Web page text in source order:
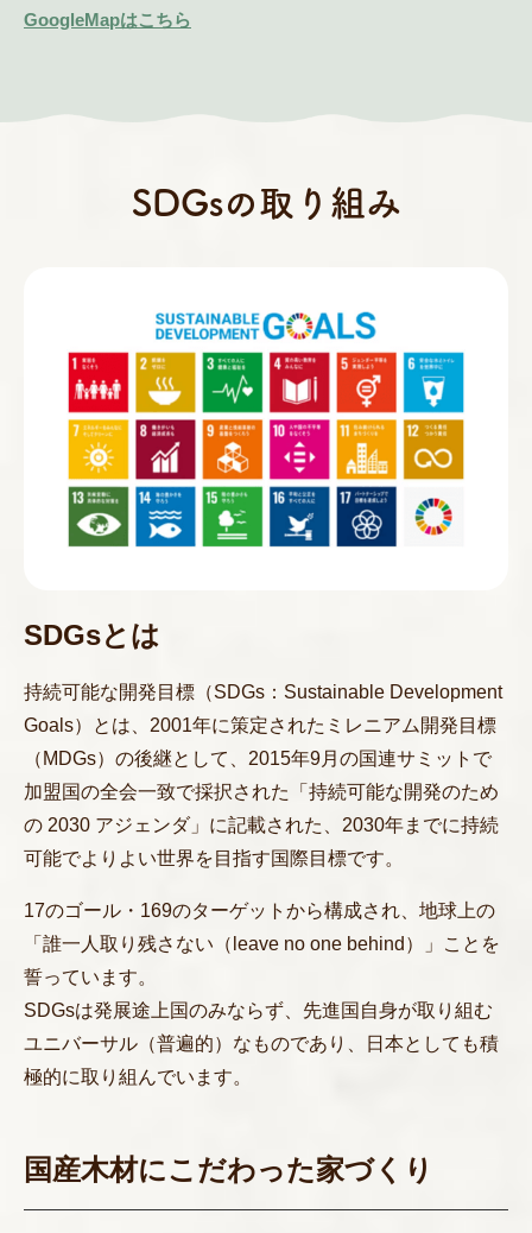
GoogleMapはこちら
SDGsの取り組み
SDGsとは
持続可能な開発目標（SDGs：Sustainable Development
Goals）とは、2001年に策定されたミレニアム開発目標
（MDGs）の後継として、2015年9月の国連サミットで
加盟国の全会一致で採択された「持続可能な開発のため
の 2030 アジェンダ」に記載された、2030年までに持続
可能でよりよい世界を目指す国際目標です。
17のゴール・169のターゲットから構成され、地球上の
「誰一人取り残さない（leave no one behind）」ことを
誓っています。
SDGsは発展途上国のみならず、先進国自身が取り組む
ユニバーサル（普遍的）なものであり、日本としても積
極的に取り組んでいます。
国産木材にこだわった家づくり